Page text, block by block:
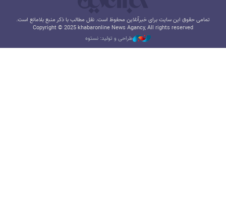
تمامی حقوق این سایت برای خبرآنلاین محفوظ است. نقل مطالب با ذکر منبع بلامانع است.
Copyright © 2025 khabaronline News Agancy, All rights reserved
طراحی و تولید: نستوه